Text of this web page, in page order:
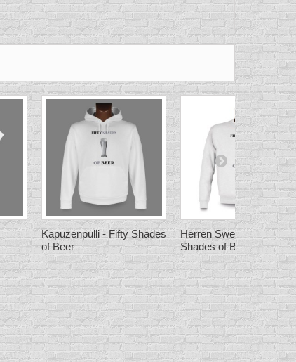
Kapuzenpulli - Fifty Shades
of Beer
Herren Sweatshirt - Fifty
Shades of Beer